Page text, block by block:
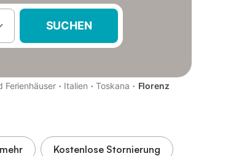
SUCHEN
Ferienhäuser · Italien · Toskana · Florenz
Kostenlose Stornierung